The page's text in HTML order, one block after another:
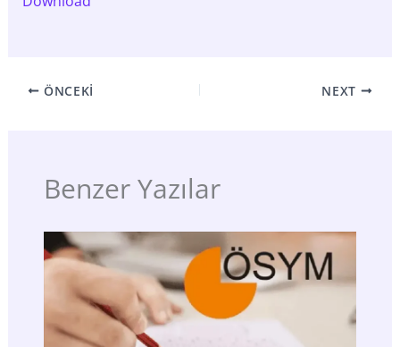
ÖNCEKI NEXT
Benzer Yazılar